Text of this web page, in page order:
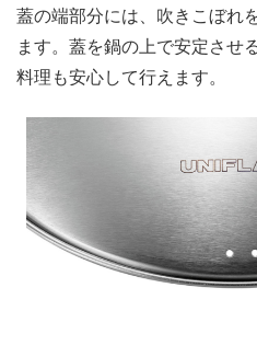
蓋の端部分には、吹きこぼれ
ます。蓋を鍋の上で安定させ
料理も安心して行えます。